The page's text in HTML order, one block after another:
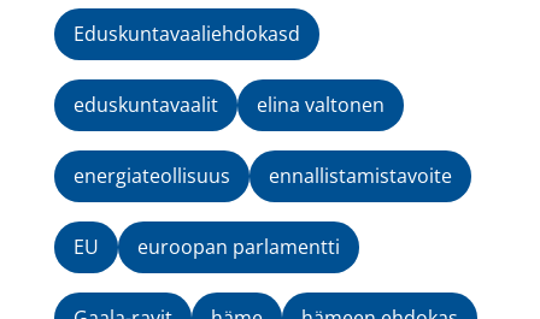
Eduskuntavaaliehdokasd
eduskuntavaalit elina valtonen
energiateollisuus ennallistamistavoite
EU euroopan parlamentti